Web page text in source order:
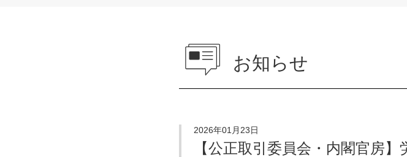
お知らせ
2026年01月23日
【公正取引委員会・内閣官房